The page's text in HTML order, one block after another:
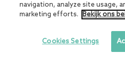
Mensely
Maatwerkregeling
navigation, analyze site usage,
marketing efforts.
Bekijk ons
Cookies Settings